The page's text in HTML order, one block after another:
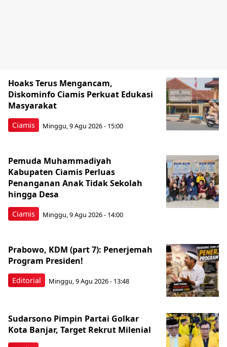
Ciamis
Hoaks Terus Mengancam,
Diskominfo Ciamis Perkuat Edukasi
Masyarakat
Minggu, 9 Agu 2026 - 15:00
Ciamis
Pemuda Muhammadiyah
Kabupaten Ciamis Perluas
Penanganan Anak Tidak Sekolah
hingga Desa
Minggu, 9 Agu 2026 - 14:00
Editorial
Prabowo, KDM (part 7): Penerjemah
Program Presiden!
Minggu, 9 Agu 2026 - 13:48
Sudarsono Pimpin Partai Golkar
Kota Banjar, Target Rekrut Milenial